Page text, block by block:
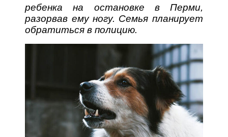
ребенка на остановке в Перми,
разорвав ему ногу. Семья планирует
обратиться в полицию.